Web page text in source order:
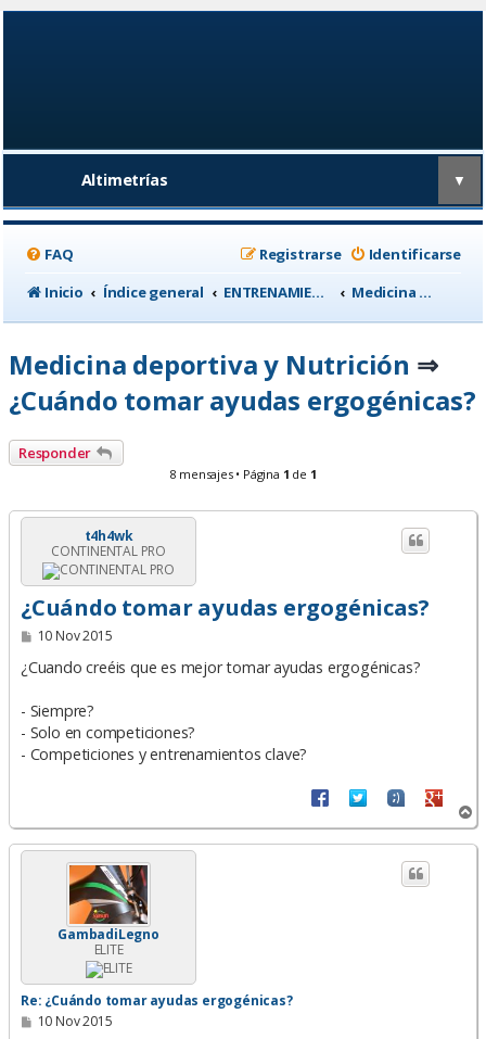
Altimetrías ▼
FAQ Identificarse
Registrarse
Inicio
Índice general ENTRENAMIENTO, medicina deportiva y nutrición Medicina deportiva y Nutrición
Medicina deportiva y Nutrición ⇒
¿Cuándo tomar ayudas ergogénicas?
Responder
8 mensajes • Página 1 de 1
t4h4wk
CONTINENTAL PRO
¿Cuándo tomar ayudas ergogénicas?
M
n
j
e
10 Nov 2015
¿Cuando creéis que es mejor tomar ayudas ergogénicas?
- Siempre?
- Solo en competiciones?
- Competiciones y entrenamientos clave?
r
r
GambadiLegno
ELITE
Re: ¿Cuándo tomar ayudas ergogénicas?
M10 Nov 2015